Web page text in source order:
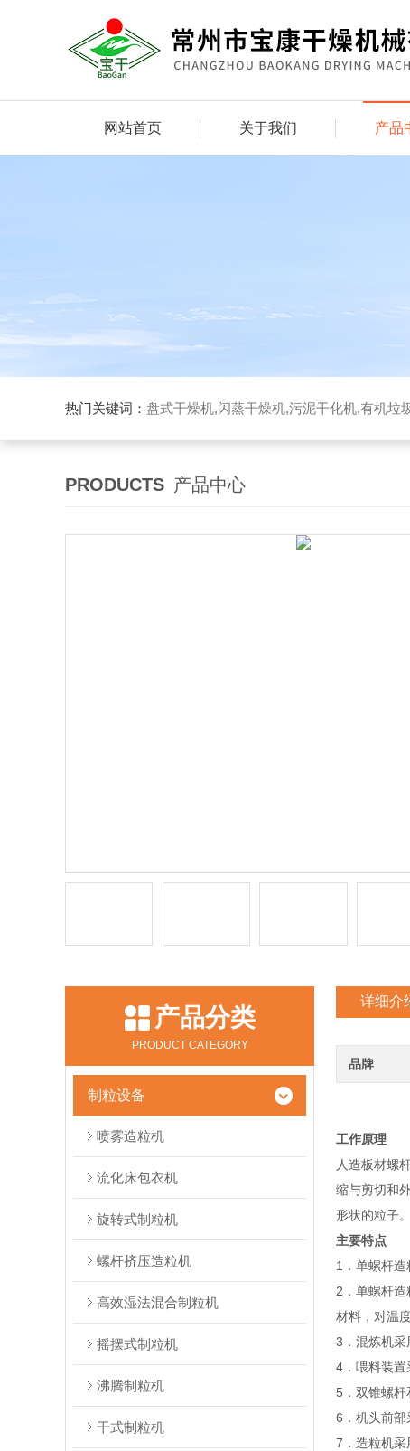
网站首页 关于我们 产品
热门关键词： 盘式干燥机,闪蒸干燥机,污泥干化机,有机垃
PRODUCTS 产品中心
产品分类
PRODUCT CATEGORY
制粒设备
喷雾造粒机
流化床包衣机
旋转式制粒机
螺杆挤压造粒机
高效湿法混合制粒机
摇摆式制粒机
沸腾制粒机
干式制粒机
详细介
品牌
工作原理
人造板材螺
缩与剪切和
形状的粒子。
主要特点
1．单螺杆
2．单螺杆
材料，对温
3．混炼机采
4．喂料装置
5．双锥螺杆
6．机头前部
7．造粒机采